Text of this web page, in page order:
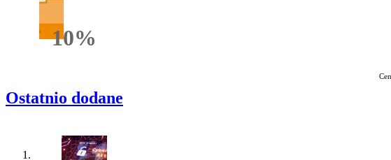
10%Rabatu
Ostatnio dodane